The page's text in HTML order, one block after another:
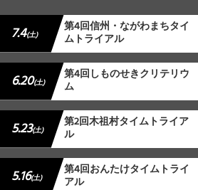
7.4(土) 第4回信州・ながわまちタイ
ムトライアル
6.20(土) 第4回しものせきクリテリウ
ム
5.23(土) 第2回木祖村タイムトライア
ル
5.16(土) 第4回おんたけタイムトライ
アル